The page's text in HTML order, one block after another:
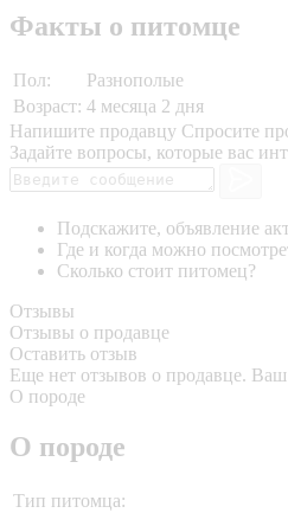
Факты о питомце
Пол:
Разнополые
Возраст: 4 месяца 2 дня
Напишите продавцу Спросите
Задайте вопросы, которые вас
Подскажите, объявление
Где и когда можно
Сколько стоит питомец?
Отзывы
Отзывы о продавце
Оставить отзыв
Еще нет отзывов о продавце.
О породе
О породе
Тип питомца: